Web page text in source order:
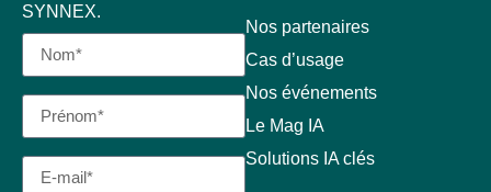
Nos partenaires
Cas d’usage
Nos événements
Le Mag IA
Solutions IA clés
SYNNEX.